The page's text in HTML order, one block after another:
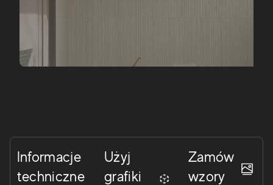
Informacje
techniczne
Użyj
grafiki
Zamów
wzory